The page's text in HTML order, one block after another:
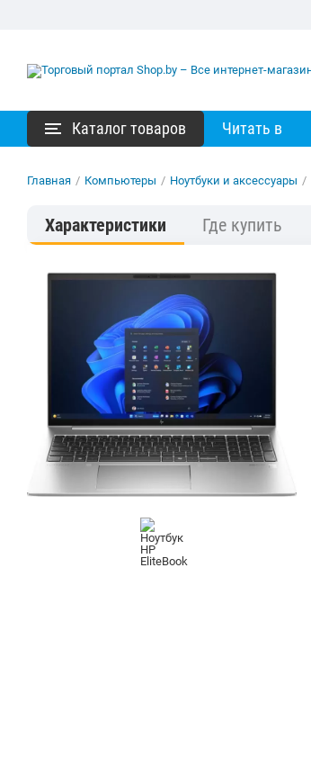
Каталог товаров Читать в
Главная / Компьютеры / Ноутбуки и аксессуары /
Характеристики Где купить